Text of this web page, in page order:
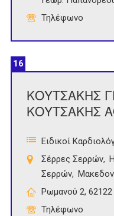
Τηλέφωνο
16
ΚΟΥΤΣΑΚΗΣ
ΚΟΥΤΣΑΚΗΣ
Ειδικοί
Σέρρες Σερρών
Σερρών
Ρωμανού 2, 62122
Τηλέφωνο